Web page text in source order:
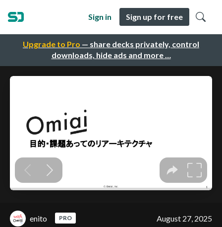
Upgrade to Pro — share decks privately, control
downloads, hide ads and more …
Sign in Sign up for free
enito PRO August 27, 2025